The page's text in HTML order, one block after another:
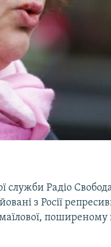
служби Радіо
з Росії
поширеному